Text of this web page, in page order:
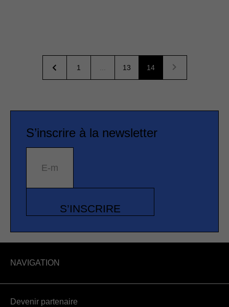
1 ... 13 14
S’inscrire à la newsletter
E-mail
S’INSCRIRE
NAVIGATION
Devenir partenaire